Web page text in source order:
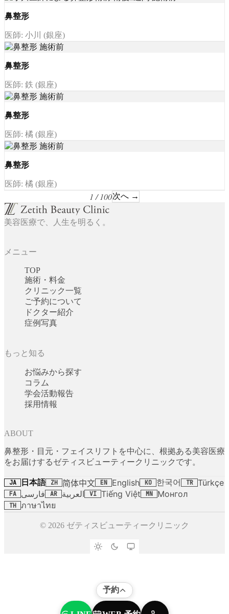
鼻整形
医師: 小川 (銀座)
鼻整形
医師: 鉄 (銀座)
鼻整形
医師: 橘 (銀座)
鼻整形
医師: 橘 (銀座)
1 / 100次へ →
美容医療で、人生を明るく。
メニュー
TOP
施術・料金
クリニック一覧
ご予約について
ドクター紹介
症例写真
もっと知る
お悩みから探す
コラム
学会活動報告
採用情報
ABOUT
鼻整形・目元・フェイスリフトを中心に、根拠ある美容医療
をお届けするゼティスビューティークリニックです。
JA 日本語 ZH 简体中文 EN English KO 한국어 TR Türkçe
FA فارسی AR العربية VI Tiếng Việt MN Монгол
TH ภาษาไทย
© 2026 ゼティスビューティークリニック
予約